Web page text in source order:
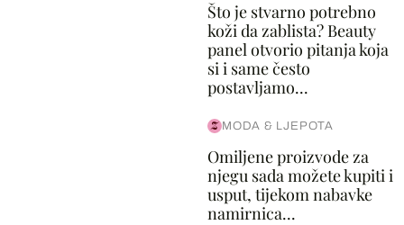
Što je stvarno potrebno
koži da zablista? Beauty
panel otvorio pitanja koja
si i same često
postavljamo...
MODA & LJEPOTA
Omiljene proizvode za
njegu sada možete kupiti i
usput, tijekom nabavke
namirnica...